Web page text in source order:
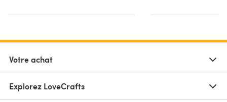
Votre achat
Explorez LoveCrafts